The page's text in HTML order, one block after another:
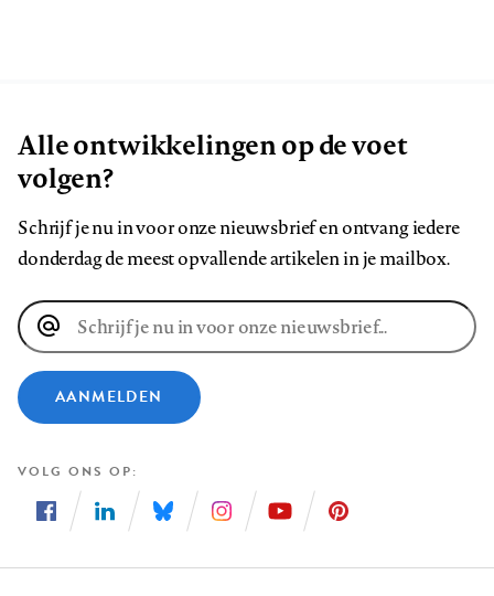
Alle ontwikkelingen op de voet
volgen?
Schrijf je nu in voor onze nieuwsbrief en ontvang iedere
donderdag de meest opvallende artikelen in je mailbox.
E-
mailadres
AANMELDEN
VOLG ONS OP
ons
ons
ons
ons
ons
ons